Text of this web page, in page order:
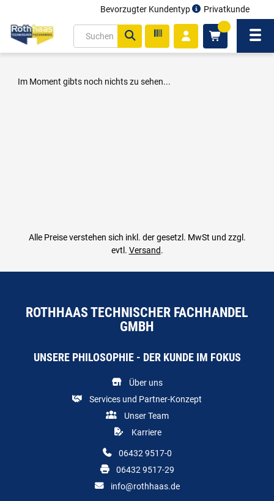
Bevorzugter Kundentyp Privatkunde
Im Moment gibts noch nichts zu sehen...
Alle Preise verstehen sich inkl. der gesetzl. MwSt und zzgl.
evtl. Versand.
ROTHHAAS TECHNISCHER FACHHANDEL
GMBH
UNSERE PHILOSOPHIE - DER KUNDE IM FOKUS
Über uns
Services und Partner-Konzept
Unser Team
Karriere
06432 9517-0
06432 9517-29
info@rothhaas.de